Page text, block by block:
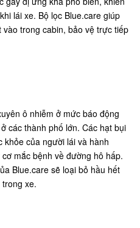
lái xe. Bộ lọc Blue.care giúp
trong cabin, bảo vệ trực tiếp
ô nhiễm ở mức báo động
các thành phố lớn. Các hạt bụi
của người lái và hành
mắc bệnh về đường hô hấp.
Blue.care sẽ loại bỏ hầu hết
xe.